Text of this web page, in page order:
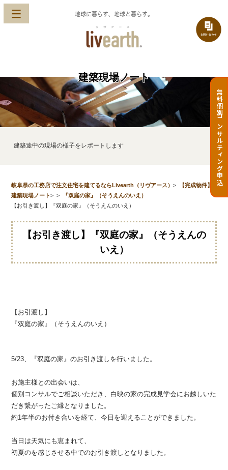
地球に暮らす、地球と暮らす。
無料個別コンサルティング申込
建築現場ノート
建築途中の現場の様子をレポートします
岐阜県の工務店で注文住宅を建てるならLivearth（リヴアース）>
建築現場ノート>
【完成物件】
『双庭の家』（そうえんのいえ）
>
【お引き渡し】『双庭の家』（そうえんのいえ）
【お引き渡し】『双庭の家』（そうえんの
いえ）
【お引渡し】
『双庭の家』（そうえんのいえ）
5/23、『双庭の家』のお引き渡しを行いました。
お施主様との出会いは、
個別コンサルでご相談いただき、白映の家の完成見学会にお越しいた
だき繋がったご縁となりました。
約1年半のお付き合いを経て、今日を迎えることができました。
当日は天気にも恵まれて、
初夏のを感じさせる中でのお引き渡しとなりました。